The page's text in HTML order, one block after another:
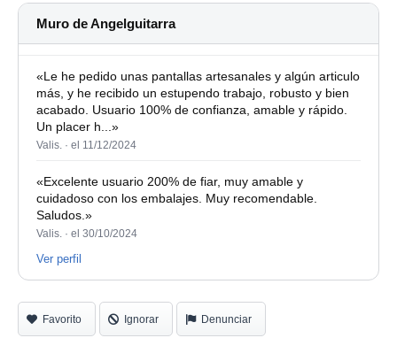
Muro de Angelguitarra
«Le he pedido unas pantallas artesanales y algún articulo
más, y he recibido un estupendo trabajo, robusto y bien
acabado. Usuario 100% de confianza, amable y rápido.
Un placer h...»
Valis. · el 11/12/2024
«Excelente usuario 200% de fiar, muy amable y
cuidadoso con los embalajes. Muy recomendable.
Saludos.»
Valis. · el 30/10/2024
Ver perfil
Favorito Ignorar Denunciar